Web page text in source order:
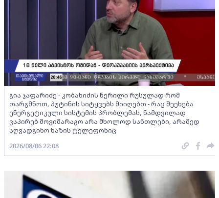
გია ჯაფარიძე - კობახიძის წერილი რუსულად რომ
თარგმნოთ, პუტინის სიტყვებს მიიღებთ - რაც შეეხება
ენერგეტიკული სისტემის პრობლემას, ნამდვილად
ვაპირებ მოვიმარაგო არა მხოლოდ სანთლები, არამედ
აღვადგინო ხაზის ტელეფონიც
2026/08/06 22:08